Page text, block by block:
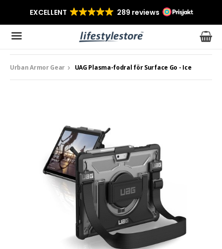
Produkten har blivit tillagd i varukorgen
Urban Armor Gear UAG Plasma-fodral för Surface Go - Ice